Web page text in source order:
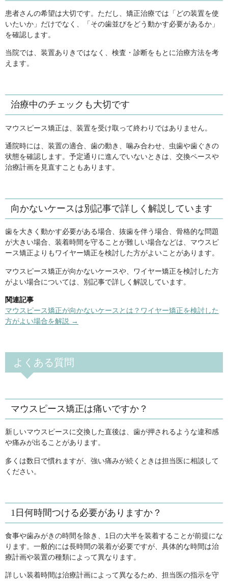
患者さんの希望は大切です。ただし、矯正治療では「どの装置を使
いたいか」だけでなく、「その歯並びをどう動かす必要があるか」
を確認します。
当院では、装置ありきではなく、検査・診断をもとに治療方法を考
えます。
治療中のチェックも大切です
マウスピース矯正は、装置を受け取って終わりではありません。
通院時には、装置の適合、歯の動き、噛み合わせ、虫歯や歯ぐきの
状態を確認します。予定通りに進んでいないときは、交換ペースや
治療計画を見直すこともあります。
向かないケースは別記事で詳しく解説しています
歯を大きく動かす必要がある場合、抜歯を伴う場合、骨格的な問題
が大きい場合、装着時間を守ることが難しい場合などは、マウスピ
ース矯正よりもワイヤー矯正を検討した方がよいことがあります。
マウスピース矯正が向かないケースや、ワイヤー矯正を検討した方
がよい場合については、別記事で詳しく解説しています。
関連記事
マウスピース矯正が向かないケースとは？ワイヤー矯正を検討した
方がよい場合を解説 →
よくある質問
マウスピース矯正は痛いですか？
新しいマウスピースに交換した直後は、歯が押されるような違和感
や痛みが出ることがあります。
多くは数日で慣れますが、強い痛みが続くときは担当医に相談して
ください。
1日何時間つける必要がありますか？
食事や歯みがきの時間を除き、1日の大半を装着することが前提にな
ります。一般的には長時間の装着が必要ですが、具体的な時間は治
療計画や装置の種類によって異なります。
詳しい装着時間は治療計画によって異なるため、担当医の指示を守